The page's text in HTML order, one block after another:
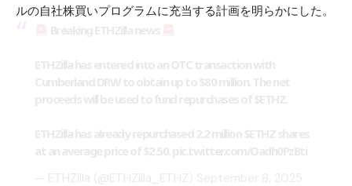
ルの自社株買いプログラムに充当する計画を明らかにした。